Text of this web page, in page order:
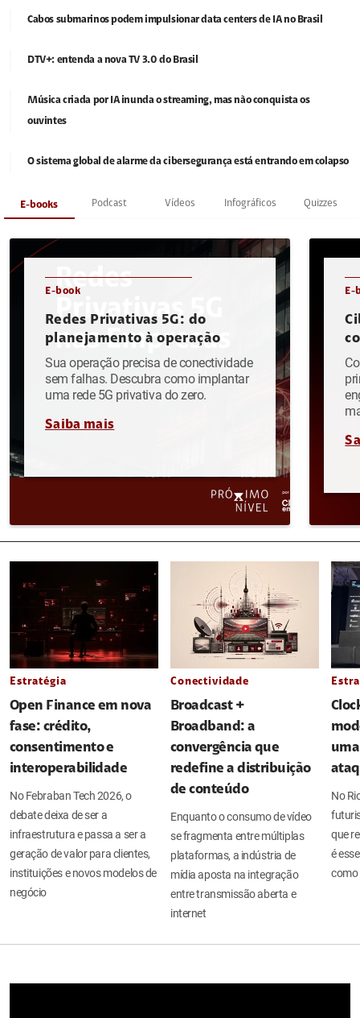
Cabos submarinos podem impulsionar data centers de IA no Brasil
DTV+: entenda a nova TV 3.0 do Brasil
Música criada por IA inunda o streaming, mas não conquista os
ouvintes
O sistema global de alarme da cibersegurança está entrando em colapso
E-books Podcast Vídeos Infográficos Quizzes
E-book
Redes Privativas 5G: do
planejamento à operação
Sua operação precisa de conectividade
sem falhas. Descubra como implantar
uma rede 5G privativa do zero.
Saiba mais
E-
Estratégia
Open Finance em nova
fase: crédito,
consentimento e
interoperabilidade
No Febraban Tech 2026, o
debate deixa de ser a
infraestrutura e passa a ser a
geração de valor para clientes,
instituições e novos modelos de
negócio
Conectividade
Broadcast +
Broadband: a
convergência que
redefine a distribuição
de conteúdo
Enquanto o consumo de vídeo
se fragmenta entre múltiplas
plataformas, a indústria de
mídia aposta na integração
entre transmissão aberta e
internet
No
que
é
como